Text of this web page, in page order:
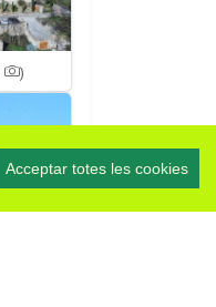
Acceptar totes les cookies
)